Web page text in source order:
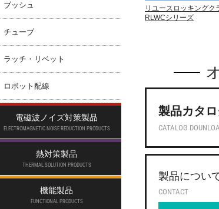
リユースロッキングク
RLWCシリーズ
製品カタ
CATALOG
製品につい
CONTACT
ブッシュ
チューブ
ラッチ・リベット
ロボット配線
電磁波ノイズ対策製品
ELECTROMAGNETIC NOISE REDUCTION PRODUCTS
熱対策製品
THERMAL SOLUTION PRODUCTS
機能製品
FUNCTIONAL PRODUCTS